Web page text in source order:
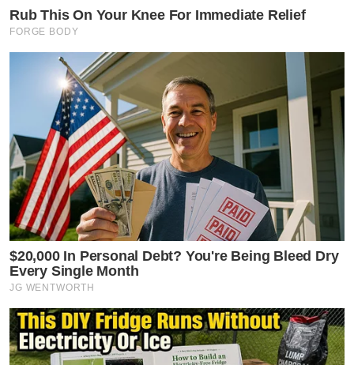
Rub This On Your Knee For Immediate Relief
FORGE BODY
$20,000 In Personal Debt? You're Being Bleed Dry
Every Single Month
JG WENTWORTH